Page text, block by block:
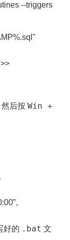
--triggers
后按 Win +
。
好的 .bat 文